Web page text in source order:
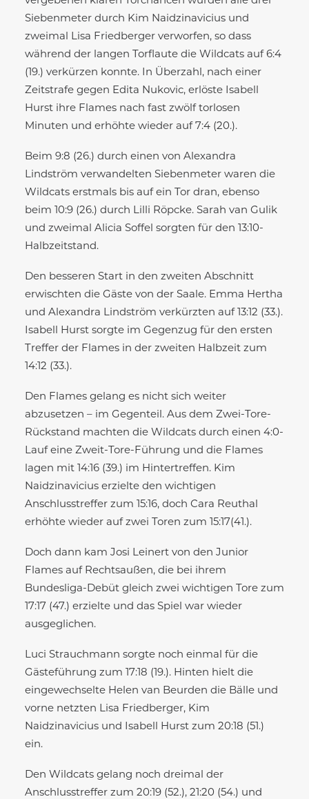
Siebenmeter durch Kim Naidzinavicius und
zweimal Lisa Friedberger verworfen, so dass
während der langen Torflaute die Wildcats auf 6:4
(19.) verkürzen konnte. In Überzahl, nach einer
Zeitstrafe gegen Edita Nukovic, erlöste Isabell
Hurst ihre Flames nach fast zwölf torlosen
Minuten und erhöhte wieder auf 7:4 (20.).
Beim 9:8 (26.) durch einen von Alexandra
Lindström verwandelten Siebenmeter waren die
Wildcats erstmals bis auf ein Tor dran, ebenso
beim 10:9 (26.) durch Lilli Röpcke. Sarah van Gulik
und zweimal Alicia Soffel sorgten für den 13:10-
Halbzeitstand.
Den besseren Start in den zweiten Abschnitt
erwischten die Gäste von der Saale. Emma Hertha
und Alexandra Lindström verkürzten auf 13:12 (33.).
Isabell Hurst sorgte im Gegenzug für den ersten
Treffer der Flames in der zweiten Halbzeit zum
14:12 (33.).
Den Flames gelang es nicht sich weiter
abzusetzen – im Gegenteil. Aus dem Zwei-Tore-
Rückstand machten die Wildcats durch einen 4:0-
Lauf eine Zweit-Tore-Führung und die Flames
lagen mit 14:16 (39.) im Hintertreffen. Kim
Naidzinavicius erzielte den wichtigen
Anschlusstreffer zum 15:16, doch Cara Reuthal
erhöhte wieder auf zwei Toren zum 15:17(41.).
Doch dann kam Josi Leinert von den Junior
Flames auf Rechtsaußen, die bei ihrem
Bundesliga-Debüt gleich zwei wichtigen Tore zum
17:17 (47.) erzielte und das Spiel war wieder
ausgeglichen.
Luci Strauchmann sorgte noch einmal für die
Gästeführung zum 17:18 (19.). Hinten hielt die
eingewechselte Helen van Beurden die Bälle und
vorne netzten Lisa Friedberger, Kim
Naidzinavicius und Isabell Hurst zum 20:18 (51.)
ein.
Den Wildcats gelang noch dreimal der
Anschlusstreffer zum 20:19 (52.), 21:20 (54.) und